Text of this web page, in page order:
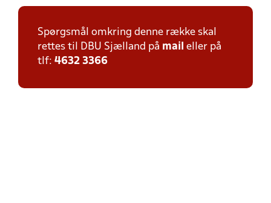
Spørgsmål omkring denne række skal
rettes til DBU Sjælland på mail eller på
tlf: 4632 3366